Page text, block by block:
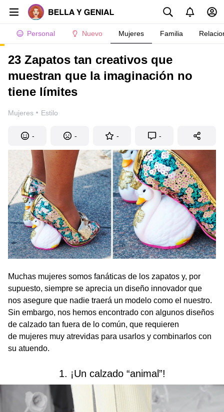
Personal Nuevo Mujeres Familia
23 Zapatos tan creativos que
muestran que la imaginación no
tiene límites
Mujeres · Estilo
- - - -
Muchas mujeres somos fanáticas de los zapatos y, por
supuesto, siempre se aprecia un diseño innovador que
nos asegure que nadie traerá un modelo como el nuestro.
Sin embargo, nos hemos encontrado con algunos diseños
de calzado tan fuera de lo común, que requieren
de mujeres muy atrevidas para usarlos y combinarlos con
su atuendo.
1. ¡Un calzado “animal”!